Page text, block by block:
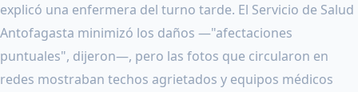
explicó una enfermera del turno tarde. El Servicio de Salud
Antofagasta minimizó los daños —"afectaciones
puntuales", dijeron—, pero las fotos que circularon en
redes mostraban techos agrietados y equipos médicos